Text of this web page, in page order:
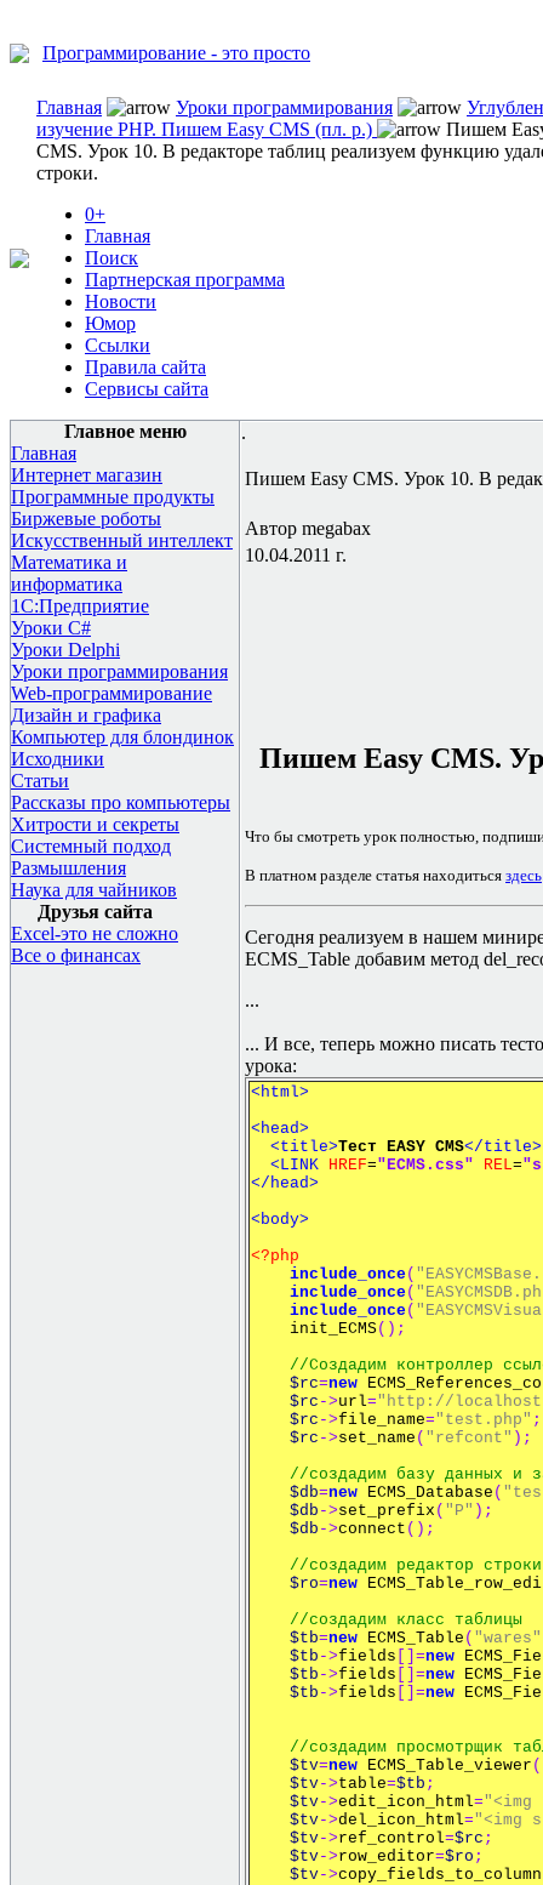
Программирование - это просто
Главная Уроки программирования
изучение PHP. Пишем Easy CMS (пл. р.)
Пишем
CMS. Урок 10. В редакторе таблиц реализуем функцию
строки.
0+
Главная
Поиск
Партнерская программа
Новости
Юмор
Ссылки
Правила сайта
Сервисы сайта
Главное меню
Главная
Интернет магазин
Программные продукты
Биржевые роботы
Искусственный интеллект
Математика и
информатика
1С:Предприятие
Уроки C#
Уроки Delphi
Уроки программирования
Web-программирование
Дизайн и графика
Компьютер для блондинок
Исходники
Статьи
Рассказы про компьютеры
Хитрости и секреты
Системный подход
Размышления
Наука для чайников
Друзья сайта
Excel-это не сложно
Все о финансах
.
Пишем Easy CMS. Урок 10. В
Автор megabax
10.04.2011 г.
Пишем Easy CMS.
Что бы смотреть урок полностью,
В платном разделе статья находиться здесь
Сегодня реализуем в нашем
ECMS_Table добавим метод
...
... И все, теперь можно писать
урока:
<html>
<head>
<title>Тест EASY CMS</title>
<LINK HREF="ECMS.css" REL=
</head>
<body>
<?php
include_once(
include_once(
include_once(
init_ECMS();
//Создадим контроллер
$rc=new
$rc ->url= "http://
$rc ->file_name= "test.php" ;
$rc ->set_name ( "refcont" );
//создадим базу данных и
$db=new ECMS_Database (
$db ->set_prefix ( "P" );
$db ->connect ();
//создадим редактор строки
$ro=new
//создадим класс таблицы
$tb=new ECMS_Table ( "wares"
$tb ->fields []=new
$tb ->fields []=new
$tb ->fields []=new
//создадим просмотрщик
$tv=new ECMS_Table_viewer
$tv->table=$tb ;
$tv->edit_icon_html=
$tv->del_icon_html= "<img
$tv->ref_control=$rc ;
$tv->row_editor=$ro ;
$tv->